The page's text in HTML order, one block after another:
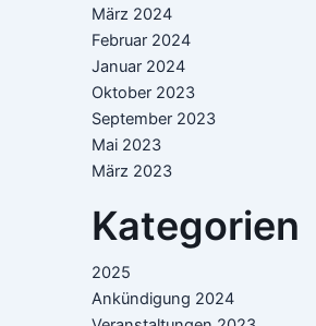
März 2024
Februar 2024
Januar 2024
Oktober 2023
September 2023
Mai 2023
März 2023
Kategorien
2025
Ankündigung 2024